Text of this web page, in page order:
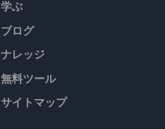
学ぶ
ブログ
ナレッジ
無料ツール
サイトマップ